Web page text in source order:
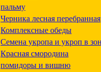
пальму
Черника лесная перебранная
Комплексные обеды
Семена укропа и укроп в
Красная смородина
помидоры и вишню